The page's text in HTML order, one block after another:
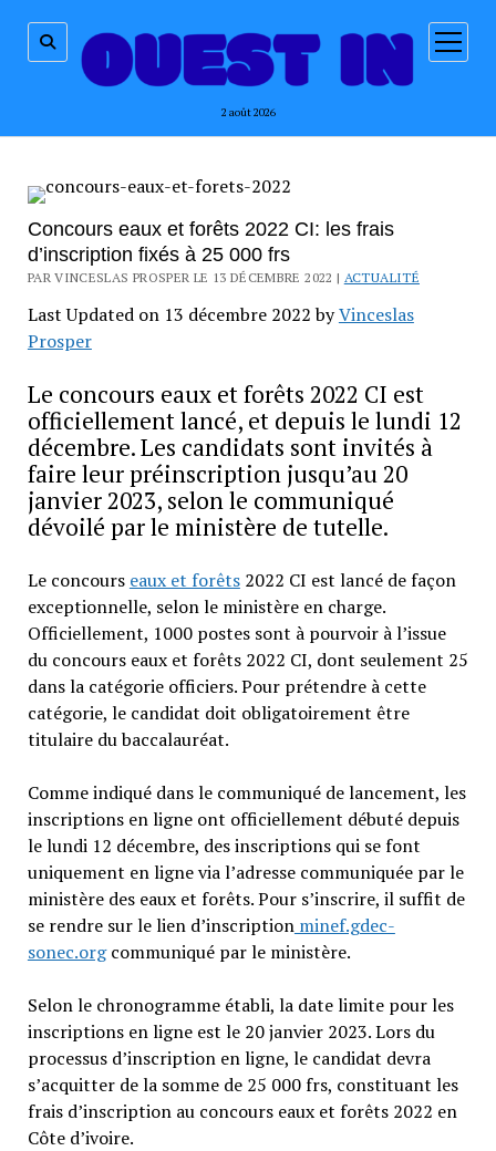
2 août 2026
ouvrir
menu
Concours eaux et forêts 2022 CI: les frais
d’inscription fixés à 25 000 frs
PAR VINCESLAS PROSPER LE 13 DÉCEMBRE 2022 | ACTUALITÉ
Last Updated on 13 décembre 2022 byVinceslas
Prosper
Le concours eaux et forêts 2022 CI est
officiellement lancé, et depuis le lundi 12
décembre. Les candidats sont invités à
faire leur préinscription jusqu’au 20
janvier 2023, selon le communiqué
dévoilé par le ministère de tutelle.
Le concours eaux et forêts2022 CI est lancé de façon
exceptionnelle, selon le ministère en charge.
Officiellement, 1000 postes sont à pourvoir à l’issue
du concours eaux et forêts 2022 CI, dont seulement 25
dans la catégorie officiers. Pour prétendre à cette
catégorie, le candidat doit obligatoirement être
titulaire du baccalauréat.
Comme indiqué dans le communiqué de lancement, les
inscriptions en ligne ont officiellement débuté depuis
le lundi 12 décembre, des inscriptions qui se font
uniquement en ligne via l’adresse communiquée par le
ministère des eaux et forêts. Pour s’inscrire, il suffit de
se rendre sur le lien d’inscriptionminef.gdec-
sonec.orgcommuniqué par le ministère.
Selon le chronogramme établi, la date limite pour les
inscriptions en ligne est le 20 janvier 2023. Lors du
processus d’inscription en ligne, le candidat devra
s’acquitter de la somme de 25 000 frs, constituant les
frais d’inscription au concours eaux et forêts 2022 en
Côte d’ivoire.